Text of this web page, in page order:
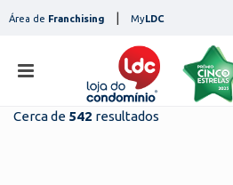
toÁrea de Franchising MyLDC
Cerca de 542 resultados